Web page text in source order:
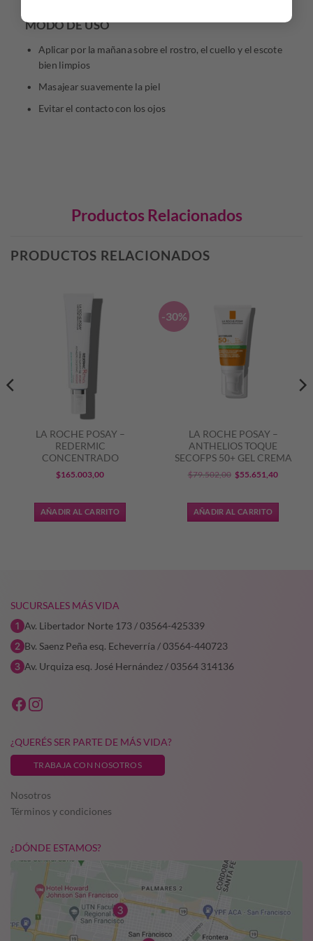
MODO DE USO
Aplicar por la mañana sobre el rostro, el cuello y el escote
bien limpios
Masajear suavemente la piel
Evitar el contacto con los ojos
Productos Relacionados
PRODUCTOS RELACIONADOS
LA ROCHE POSAY –
REDERMIC
CONCENTRADO
$165.003,00
AÑADIR AL CARRITO
-30%
LA ROCHE POSAY –
ANTHELIOS TOQUE
SECOFPS 50+ GEL CREMA
$79.502,00 El
original
era:
$55.651,40El
es:
AÑADIR AL CARRITO
SUCURSALES MÁS VIDA
Av. Libertador Norte 173 / 03564-425339
Bv. Saenz Peña esq. Echeverría / 03564-440723
Av. Urquiza esq. José Hernández / 03564 314136
¿QUERÉS SER PARTE DE MÁS VIDA?
TRABAJA CON NOSOTROS
Nosotros
Términos y condiciones
¿DÓNDE ESTAMOS?